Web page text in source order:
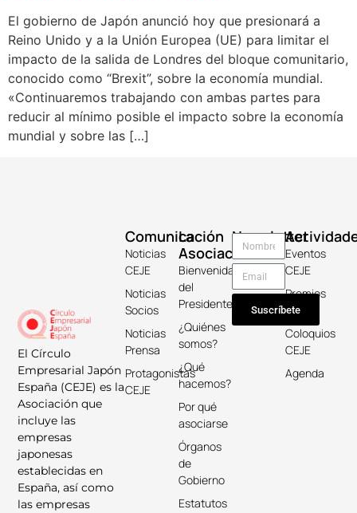
El gobierno de Japón anunció hoy que presionará a
Reino Unido y a la Unión Europea (UE) para limitar el
impacto de la salida de Londres del bloque comunitario,
conocido como “Brexit”, sobre la economía mundial.
«Continuaremos trabajando con ambas partes para
reducir al mínimo posible el impacto sobre la economía
mundial y sobre las […]
El Círculo
Empresarial Japón
España (CEJE) es la
Asociación que
incluye las
empresas
japonesas
establecidas en
España, así como
las empresas
La
Asociación
Bienvenida
del
Presidente
¿Quiénes
somos?
¿Qué
hacemos?
Por qué
asociarse
Órganos
de
Gobierno
Estatutos
Comunicación
Noticias
CEJE
Noticias
Socios
Noticias
Prensa
Protagonistas
CEJE
Eventos
CEJE
Premios
Keicho
Coloquios
CEJE
Agenda
Newsletter
Suscríbete